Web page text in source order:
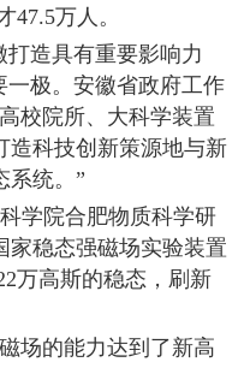
47.5万人。
打造具有重要影响力
一极。安徽省政府工作
校院所、大科学装置
造科技创新策源地与新
系统。”
学院合肥物质科学研
家稳态强磁场实验装置
万高斯的稳态，刷新
场的能力达到了新高